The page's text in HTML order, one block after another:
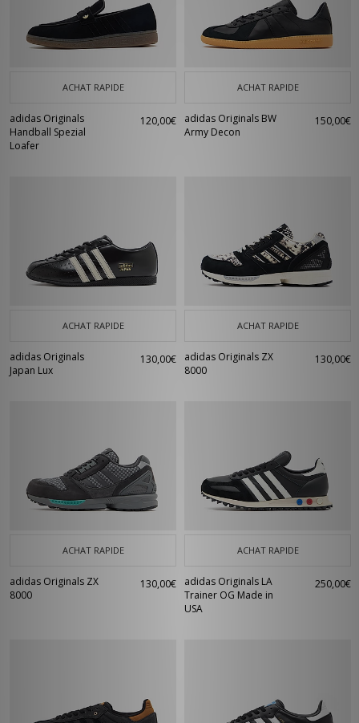
ACHAT RAPIDE
adidas Originals
Handball Spezial
Loafer
120,00€
ACHAT RAPIDE
adidas Originals BW
Army Decon
150,00€
ACHAT RAPIDE
adidas Originals
Japan Lux
130,00€
ACHAT RAPIDE
adidas Originals ZX
8000
130,00€
ACHAT RAPIDE
adidas Originals ZX
8000
130,00€
ACHAT RAPIDE
adidas Originals LA
Trainer OG Made in
USA
250,00€